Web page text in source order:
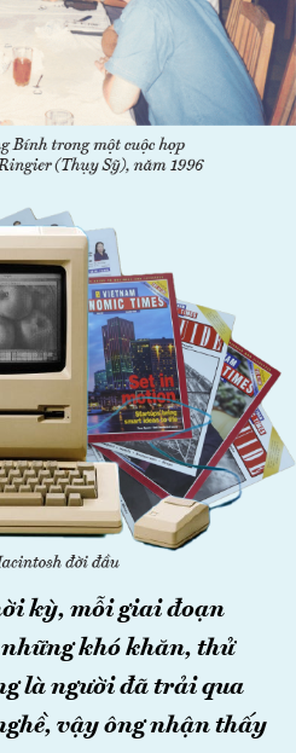
kỳ, mỗi giai đoạn
khó khăn, thử
là người đã trải qua
vậy ông nhận thấy